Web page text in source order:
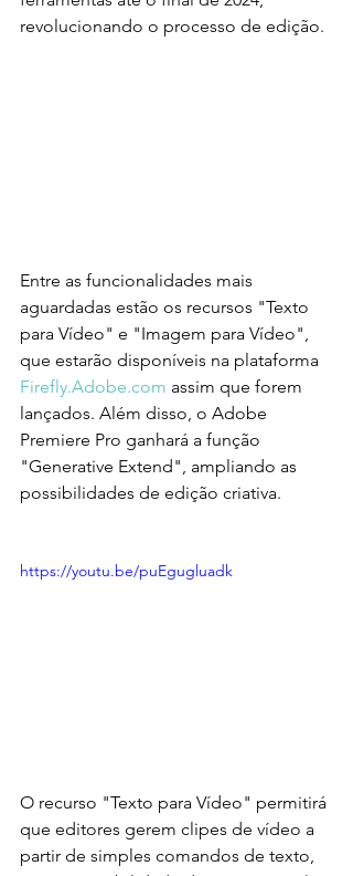
revolucionando o processo de edição.
Entre as funcionalidades mais
aguardadas estão os recursos "Texto
para Vídeo" e "Imagem para Vídeo",
que estarão disponíveis na plataforma
Firefly.Adobe.com assim que forem
lançados. Além disso, o Adobe
Premiere Pro ganhará a função
"Generative Extend", ampliando as
possibilidades de edição criativa.
https://youtu.be/puEgugluadk
O recurso "Texto para Vídeo" permitirá
que editores gerem clipes de vídeo a
partir de simples comandos de texto,